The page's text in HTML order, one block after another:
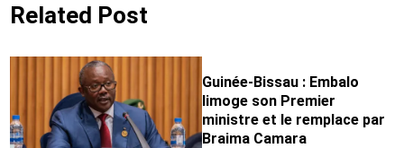
Related Post
Guinée-Bissau : Embalo
limoge son Premier
ministre et le remplace par
Braima Camara